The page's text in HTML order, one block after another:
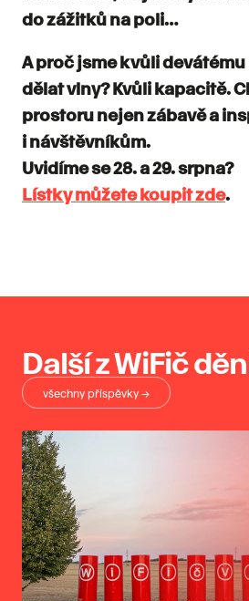
do zážitků na poli…
A proč jsme kvůli
dělat vlny? Kvůli kapacitě.
prostoru nejen zábavě a
i návštěvníkům.
Uvidíme se 28. a 29. srpna?
Lístky můžete koupit zde.
Další z WiFič
všechny příspěvky →